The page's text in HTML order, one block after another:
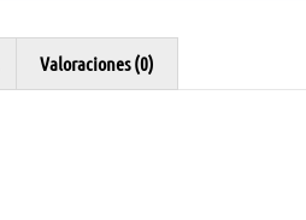
Valoraciones (0)